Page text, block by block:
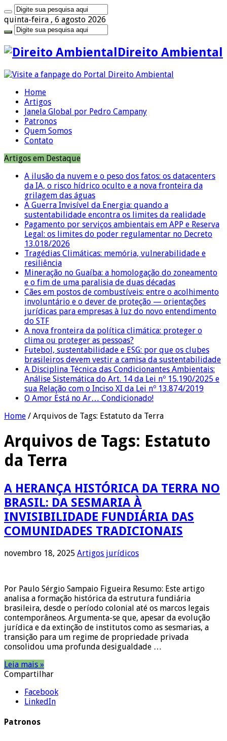
quinta-feira , 6 agosto 2026
Direito Ambiental
Home
Artigos
Janela Global por Pedro Campany
Patronos
Quem Somos
Contato
Artigos em Destaque
A ilusão da nuvem e o peso dos fatos: os datacenters
da IA, o risco hídrico oculto e a nova fronteira da
grilagem das águas
A Guerra Invisível da Energia: quando a
sustentabilidade encontra os limites da realidade
Pagamento por serviços ambientais em APP e Reserva
Legal: os limites do poder regulamentar no Decreto
13.018/2026
Tragédias Climáticas: memória, vulnerabilidade e
resiliência
Mineração no Guaíba: a homologação do zoneamento
e o fim de uma paralisia de duas décadas
Cães em postos de combustíveis: entre o acolhimento
involuntário e o dever de proteção — orientações
jurídicas para empresas à luz do novo entendimento
do STF
A nova fronteira da política climática: proteger o
clima ou proteger as pessoas?
Futebol, sustentabilidade e ESG: por que os clubes
brasileiros devem vestir a camisa da sustentabilidade
A Disciplina Técnica das Condicionantes Ambientais:
Análise Sistemática do Art. 14 da Lei nº 15.190/2025 e
sua Relação com o Inciso XI da Lei nº 13.874/2019
O Amor Está no Ar… Condicionado!
Home / Arquivos de Tags: Estatuto da Terra
Arquivos de Tags: Estatuto
da Terra
A HERANÇA HISTÓRICA DA TERRA NO
BRASIL: DA SESMARIA À
INVISIBILIDADE FUNDIÁRIA DAS
COMUNIDADES TRADICIONAIS
novembro 18, 2025 Artigos jurídicos
Por Paulo Sérgio Sampaio Figueira Resumo: Este artigo
analisa a formação histórica da estrutura fundiária
brasileira, desde o período colonial até os marcos legais
contemporâneos. Argumenta-se que, apesar da evolução
jurídica e da extinção de institutos como as sesmarias, a
transição para um regime de propriedade privada
consolidou uma profunda desigualdade …
Leia mais »
Compartilhar
Facebook
LinkedIn
Patronos